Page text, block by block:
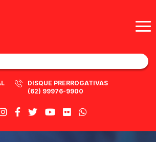
DISQUE PRERROGATIVAS
(62) 99976-9900